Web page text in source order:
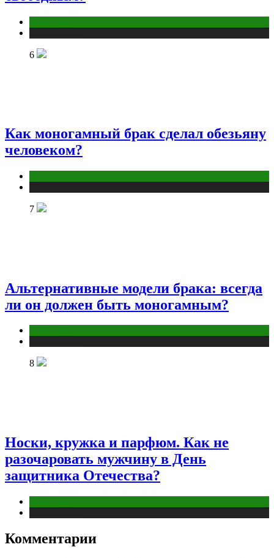
6
Как моногамный брак сделал обезьяну
человеком?
7
Альтернативные модели брака: всегда
ли он должен быть моногамным?
8
Носки, кружка и парфюм. Как не
разочаровать мужчину в День
защитника Отечества?
Комментарии